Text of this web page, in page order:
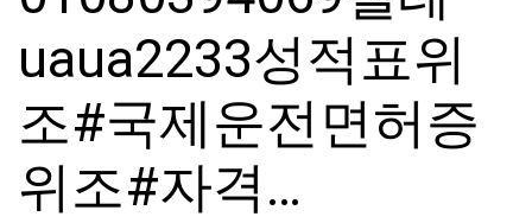
uaua2233성적표위
조#국제운전면허증
위조#자격…